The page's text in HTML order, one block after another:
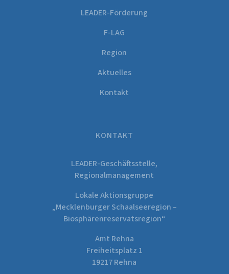
LEADER-Förderung
F-LAG
Region
Aktuelles
Kontakt
KONTAKT
LEADER-Geschäftsstelle,
Regionalmanagement
Lokale Aktionsgruppe
„Mecklenburger Schaalseeregion –
Biosphärenreservatsregion“
Amt Rehna
Freiheitsplatz 1
19217 Rehna